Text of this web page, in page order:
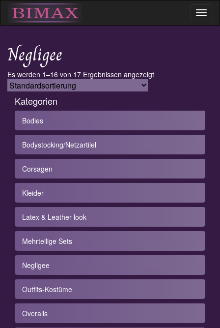
Negligee
Es werden 1–16 von 17 Ergebnissen angezeigt
Kategorien
Bodies
Bodystocking/Netzartilel
Corsagen
Kleider
Latex & Leather look
Mehrteilige Sets
Negligee
Outfits-Kostüme
Overalls